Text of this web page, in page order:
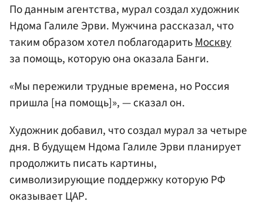
По данным агентства, мурал создал художник
Ндома Галиле Эрви. Мужчина рассказал, что
таким образом хотел поблагодаритьМоскву
за помощь, которую она оказала Банги.
«Мы пережили трудные времена, но Россия
пришла [на помощь]», — сказал он.
Художник добавил, что создал мурал за четыре
дня. В будущем Ндома Галиле Эрви планирует
продолжить писать картины,
символизирующие поддержку которую РФ
оказывает ЦАР.